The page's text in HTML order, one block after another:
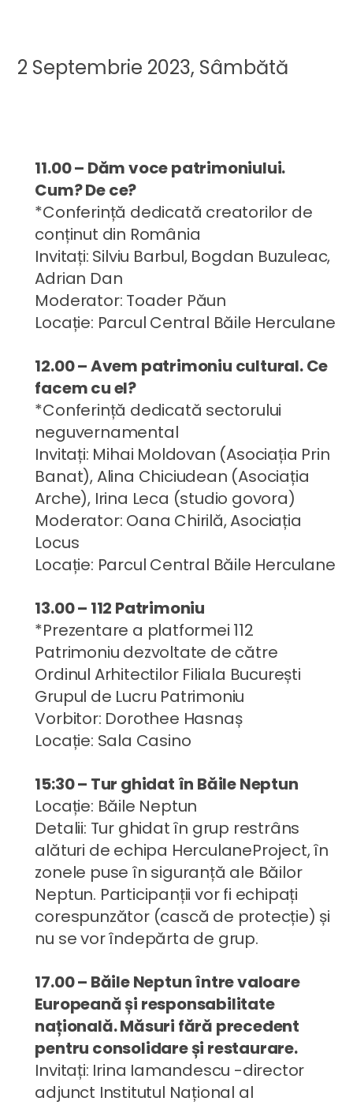
2 Septembrie 2023, Sâmbătă
11.00 – Dăm voce patrimoniului.
Cum? De ce?
*Conferință dedicată creatorilor de
conținut din România
Invitați: Silviu Barbul, Bogdan Buzuleac,
Adrian Dan
Moderator: Toader Păun
Locație: Parcul Central Băile Herculane
12.00 – Avem patrimoniu cultural. Ce
facem cu el?
*Conferință dedicată sectorului
neguvernamental
Invitați: Mihai Moldovan (Asociația Prin
Banat), Alina Chiciudean (Asociația
Arche), Irina Leca (studio govora)
Moderator: Oana Chirilă, Asociația
Locus
Locație: Parcul Central Băile Herculane
13.00 – 112 Patrimoniu
*Prezentare a platformei 112
Patrimoniu dezvoltate de către
Ordinul Arhitectilor Filiala București
Grupul de Lucru Patrimoniu
Vorbitor: Dorothee Hasnaș
Locație: Sala Casino
15:30 – Tur ghidat în Băile Neptun
Locație: Băile Neptun
Detalii: Tur ghidat în grup restrâns
alături de echipa HerculaneProject, în
zonele puse în siguranță ale Băilor
Neptun. Participanții vor fi echipați
corespunzător (cască de protecție) și
nu se vor îndepărta de grup.
17.00 – Băile Neptun între valoare
Europeană și responsabilitate
națională. Măsuri fără precedent
pentru consolidare și restaurare.
Invitați: Irina Iamandescu -director
adjunct Institutul Național al